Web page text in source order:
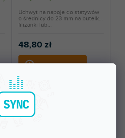
48,80 zł
Uchwyt na napoje do statywów
o średnicy do 23 mm na butelki,
filiżanki lub...